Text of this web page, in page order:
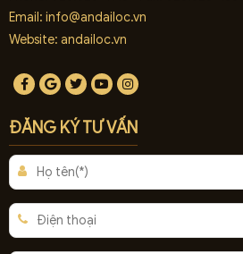
Email: info@andailoc.vn
Website: andailoc.vn
ĐĂNG KÝ TƯ VẤN